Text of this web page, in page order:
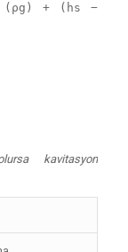
(ρg) + (hs −
kavitasyon